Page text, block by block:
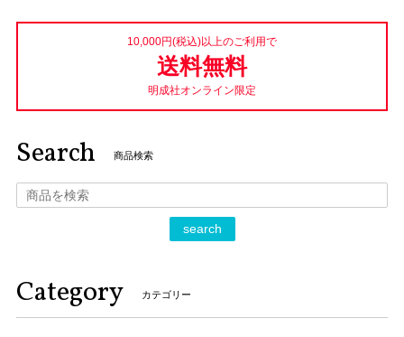
10,000円(税込)以上のご利用で
送料無料
明成社オンライン限定
Search 商品検索
search
Category カテゴリー